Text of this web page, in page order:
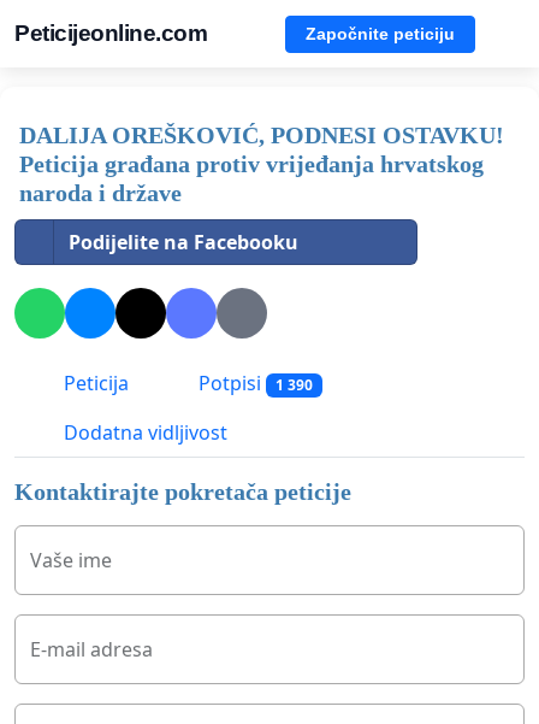
Peticijeonline.com Započnite peticiju
DALIJA OREŠKOVIĆ, PODNESI OSTAVKU!
Peticija građana protiv vrijeđanja hrvatskog
naroda i države
Podijelite na Facebooku
Peticija Potpisi 1 390
Dodatna vidljivost
Kontaktirajte pokretača peticije
Vaše ime
E-mail adresa